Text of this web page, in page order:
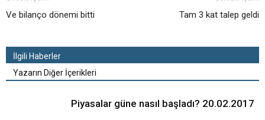
Ve bilanço dönemi bitti Tam 3 kat talep geldi
İlgili Haberler
Yazarın Diğer İçerikleri
Piyasalar güne nasıl başladı? 20.02.2017